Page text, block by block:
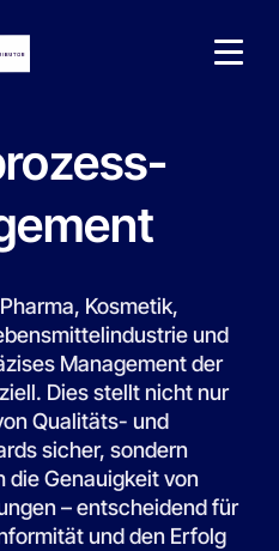
Kosmetik,
und
Management der
Dies stellt nicht nur
Qualitäts- und
sicher, sondern
Genauigkeit von
– entscheidend für
und den Erfolg